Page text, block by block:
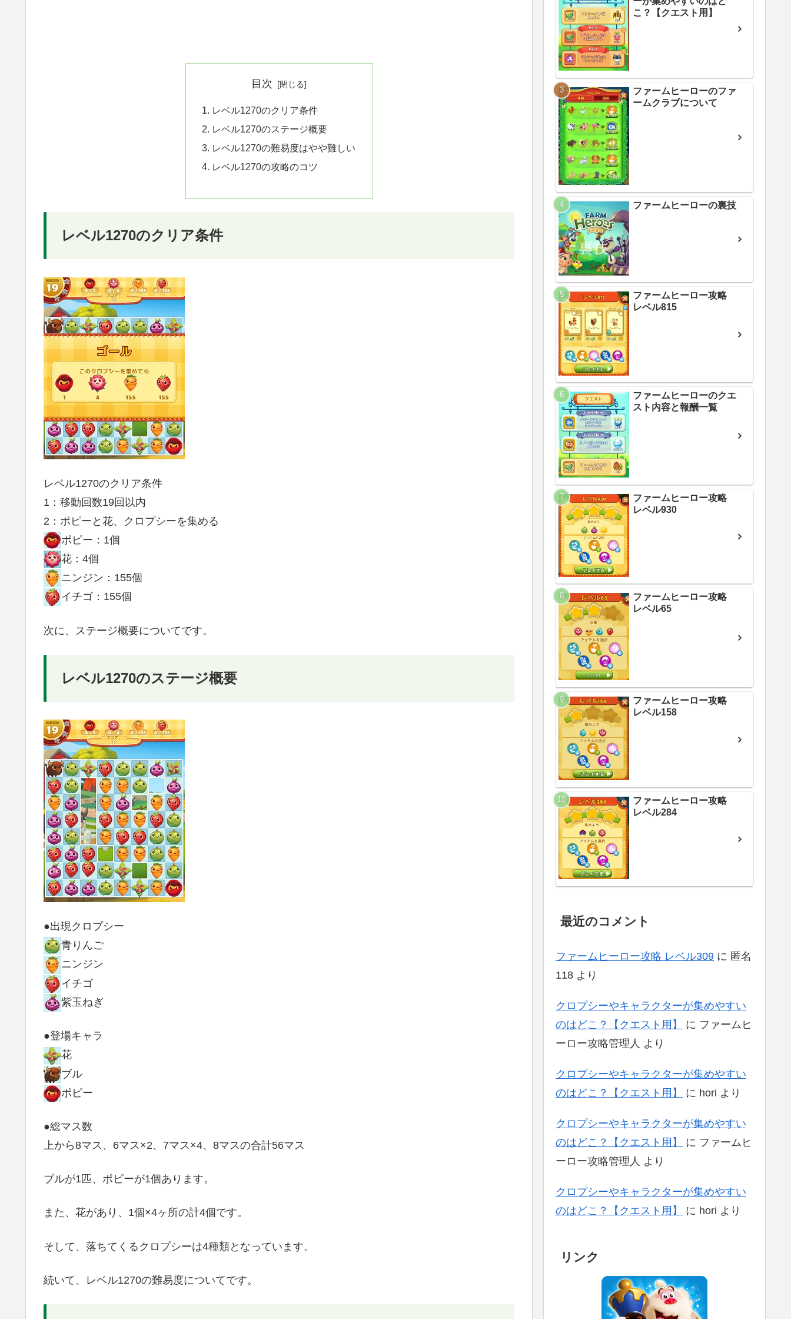
目次
レベル1270のクリア条件
レベル1270のステージ概要
レベル1270の難易度はやや難しい
レベル1270の攻略のコツ
レベル1270のクリア条件
レベル1270のクリア条件
1：移動回数19回以内
2：ポピーと花、クロプシーを集める
ポピー：1個
花：4個
ニンジン：155個
イチゴ：155個
次に、ステージ概要についてです。
レベル1270のステージ概要
●出現クロプシー
青りんご
ニンジン
イチゴ
紫玉ねぎ
●登場キャラ
花
ブル
ポピー
●総マス数
上から8マス、6マス×2、7マス×4、8マスの合計56マス
ブルが1匹、ポピーが1個あります。
また、花があり、1個×4ヶ所の計4個です。
そして、落ちてくるクロプシーは4種類となっています。
続いて、レベル1270の難易度についてです。
こ？【クエスト用】
ファームヒーローのファ
ームクラブについて
ファームヒーローの裏技
ファームヒーロー攻略
レベル815
ファームヒーローのクエ
スト内容と報酬一覧
ファームヒーロー攻略
レベル930
ファームヒーロー攻略
レベル65
ファームヒーロー攻略
レベル158
ファームヒーロー攻略
レベル284
最近のコメント
ファームヒーロー攻略 レベル309 に 匿名
118 より
クロプシーやキャラクターが集めやすい
のはどこ？【クエスト用】
に ファームヒ
ーロー攻略管理人 より
クロプシーやキャラクターが集めやすい
のはどこ？【クエスト用】
に hori より
クロプシーやキャラクターが集めやすい
のはどこ？【クエスト用】
に ファームヒ
ーロー攻略管理人 より
クロプシーやキャラクターが集めやすい
のはどこ？【クエスト用】
に hori より
リンク